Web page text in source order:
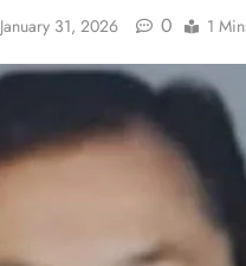
January 31, 2026 0 1